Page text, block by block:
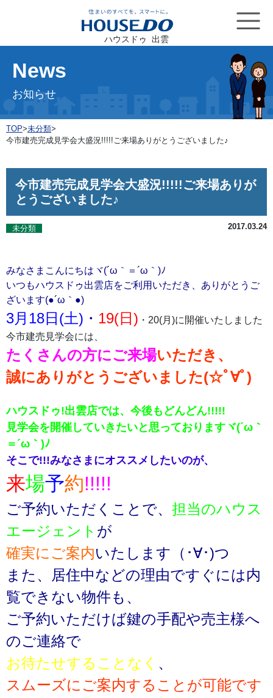
ハウスドゥ 出雲
News
お知らせ
TOP>未分類>
今市建売完成見学会大盛況!!!!!ご来場ありがとうございました♪
今市建売完成見学会大盛況!!!!!ご来場ありが
とうございました♪
未分類 2017.03.24
みなさまこんにちはヾ(´ω｀＝´ω｀)ﾉ
いつもハウスドゥ出雲店をご利用いただき、ありがとうご
ざいます(●´ω｀●)
3月18日(土) ・ 19(日) ・20(月)に開催いたしました
今市建売見学会には、
たくさんの方にご来場いただき、
誠にありがとうございました(☆ﾟ∀ﾟ)
ハウスドゥ!出雲店では、今後もどんどん!!!!!
見学会を開催していきたいと思っておりますヾ(´ω｀
＝´ω｀)ﾉ
そこで!!!みなさまにオススメしたいのが、
来場予約!!!!!
ご予約いただくことで、 担当のハウス
エージェント が
確実にご案内いたします（･∀･)つ
また、居住中などの理由ですぐには内
覧できない物件も、
ご予約いただけば鍵の手配や売主様へ
のご連絡で
お待たせすることなく 、
スムーズにご案内することが可能です